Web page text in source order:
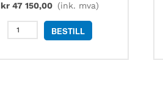
kr47 150,00 (ink. mva)
Senseca
XPT801-
BESTILL